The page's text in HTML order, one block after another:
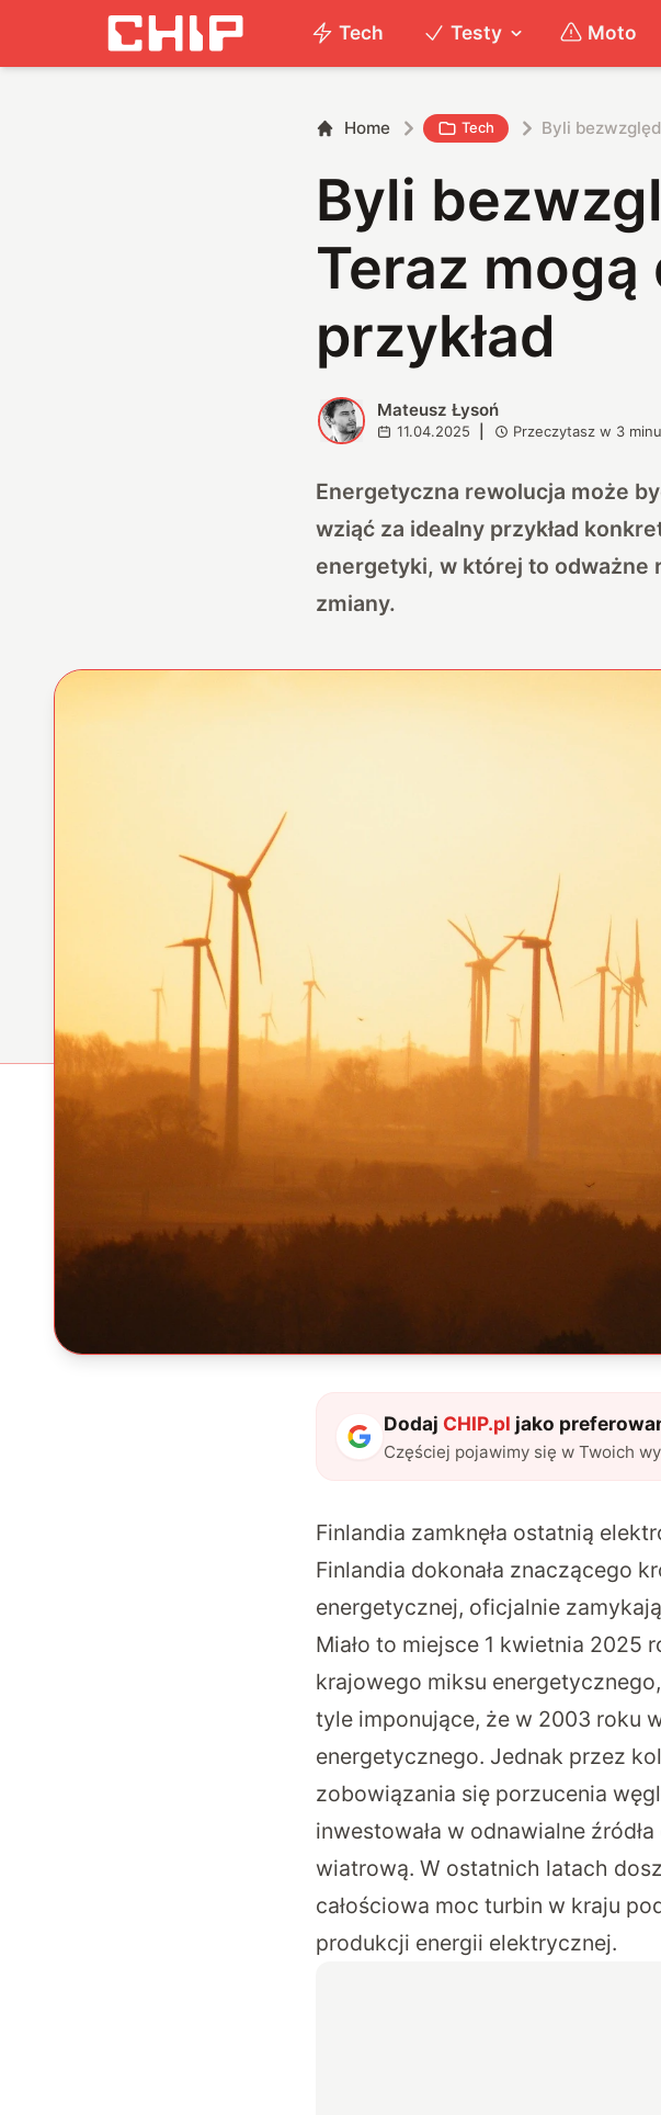
Tech Testy Moto
Home Tech Byli
Byli
Teraz
przykład
M Mateusz Łysoń
11.04.2025 Przeczytasz w 3
Energetyczna rewolucja może
wziąć za idealny przykład
energetyki, w której to odważne
zmiany.
Dodaj CHIP.pl jako
Częściej pojawimy się w Twoich
Finlandia zamknęła ostatnią
Finlandia dokonała znaczącego
energetycznej, oficjalnie
Miało to miejsce 1 kwietnia 2025
krajowego miksu
tyle imponujące, że w 2003 roku
energetycznego. Jednak przez
zobowiązania się porzucenia
inwestowała w odnawialne
wiatrową. W ostatnich latach
całościowa moc turbin w kraju
produkcji energii elektrycznej.